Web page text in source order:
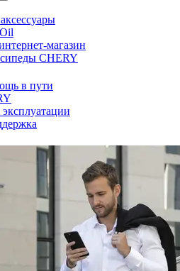
магазин
CHERY
в пути